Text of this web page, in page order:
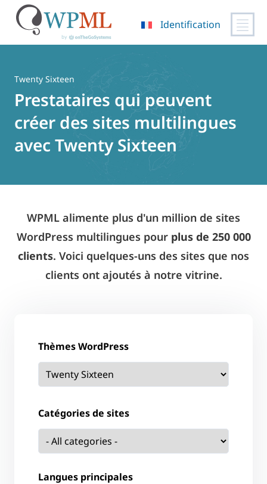
contenu
Identification
Twenty Sixteen
Prestataires qui peuvent
créer des sites multilingues
avec Twenty Sixteen
WPML alimente plus d'un million de sites
WordPress multilingues pour plus de 250 000
clients. Voici quelques-uns des sites que nos
clients ont ajoutés à notre vitrine.
Thèmes WordPress
Catégories de sites
Langues principales